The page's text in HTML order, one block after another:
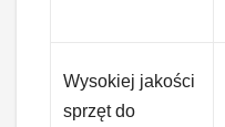
Wysokiej jakości
sprzęt do